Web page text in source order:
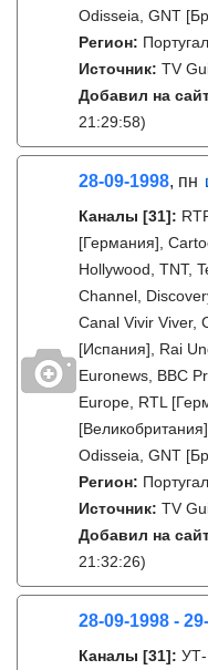
Odisseia, GNT
Регион:
Источник: TV
Добавил на
21:29:58)
28-09-1998, пн
Каналы [31]:
[Германия],
Hollywood, TNT,
Channel,
Canal Vivir Viver,
[Испания], Rai
Euronews, BBC
Europe, RTL
Odisseia, GNT
Регион:
Источник: TV
Добавил на
21:32:26)
28-09-1998 -
Каналы [31]: УТ-